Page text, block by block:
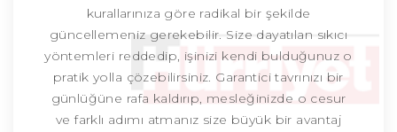
kurallarınıza göre radikal bir şekilde
güncellemeniz gerekebilir. Size dayatılan sıkıcı
yöntemleri reddedip, işinizi kendi bulduğunuz o
pratik yolla çözebilirsiniz. Garantici tavrınızı bir
günlüğüne rafa kaldırıp, mesleğinizde o cesur
ve farklı adımı atmanız size büyük bir avantaj